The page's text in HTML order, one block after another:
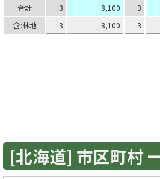
合計
3 8,100
3
含:林地
3 8,100 3
[北海道] 市区町村